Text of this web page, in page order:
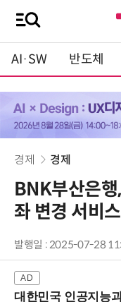
AI·SW 반도체
경제 경제
BNK부산은행
좌 변경 서비
발행일 : 2025-07-28
대한민국 인공지능과 UX